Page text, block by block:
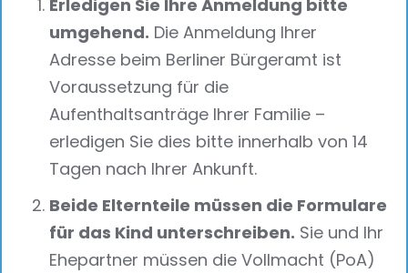
Erledigen Sie Ihre Anmeldung bitte
umgehend. Die Anmeldung Ihrer
Adresse beim Berliner Bürgeramt ist
Voraussetzung für die
Aufenthaltsanträge Ihrer Familie –
erledigen Sie dies bitte innerhalb von 14
Tagen nach Ihrer Ankunft.
Beide Elternteile müssen die Formulare
für das Kind unterschreiben. Sie und Ihr
Ehepartner müssen die Vollmacht (PoA)